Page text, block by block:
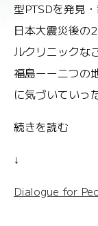
型PTSDを発見
日本大震災後の
ルクリニックな
福島ーー二つの
に気づいていっ
続きを読む
↓
Dialogue for